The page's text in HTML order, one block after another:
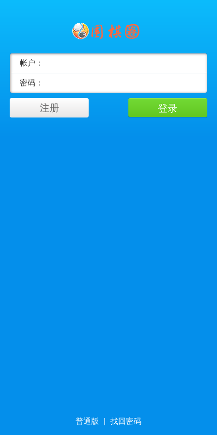
帐户：
密码：
普通版 找回密码